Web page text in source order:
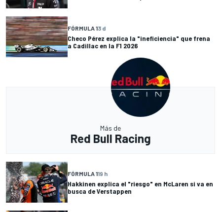
FÓRMULA 13 d
Checo Pérez explica la "ineficiencia" que frena
a Cadillac en la F1 2026
Más de
Red Bull Racing
FÓRMULA 119 h
Hakkinen explica el "riesgo" en McLaren si va en
busca de Verstappen